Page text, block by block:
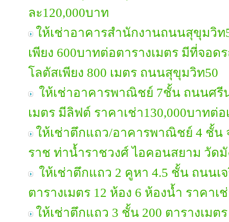
ละ120,000บาท
ให้เช่าอาคารสำนักงานถนนสุขุมวิท
เพียง 600บาทต่อตารางเมตร มีที่จอ
โลตัสเพียง 800 เมตร ถนนสุขุมวิท50
ให้เช่าอาคารพาณิชย์ 7ชั้น ถนนศรี
เมตร มีลิฟต์ ราคาเช่า130,000บาทต่อ
ให้เช่าตึกแถว/อาคารพาณิชย์ 4 ชั้น
ราช ท่าน้ำราชวงศ์ ไอคอนสยาม วัดมั
ให้เช่าตึกแถว 2 คูหา 4.5 ชั้น ถนนเ
ตารางเมตร 12 ห้อง 6 ห้องน้ำ ราคาเ
ให้เช่าตึกแถว 3 ชั้น 200 ตารางเม